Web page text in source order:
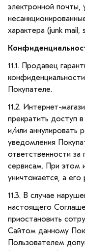
электронной почты,
характера (junk mail,
11.1. Продавец
Покупателе.
11.2. Интернет-
прекратить доступ
и/или аннулировать
уведомления
ответственности
сервисам. При этом
уничтожается, а его
11.3. В случае
настоящего
приостановить
Сайтом данному
Пользователем